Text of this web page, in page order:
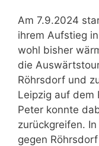
Am 7.9.2024
ihrem Aufstieg
wohl bisher
die
Röhrsdorf und
Leipzig auf dem
Peter konnte
zurückgreifen.
gegen